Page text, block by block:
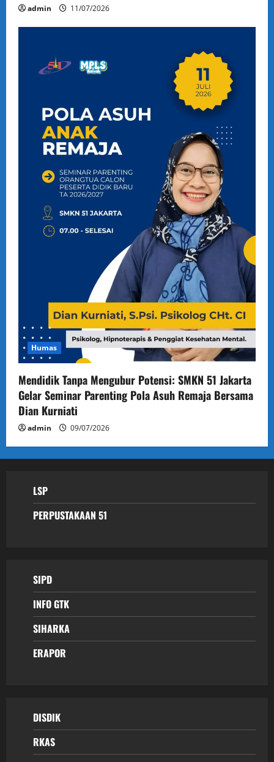
admin 11/07/2026
Humas
Mendidik Tanpa Mengubur Potensi: SMKN 51 Jakarta
Gelar Seminar Parenting Pola Asuh Remaja Bersama
Dian Kurniati
admin 09/07/2026
LSP
PERPUSTAKAAN 51
SIPD
INFO GTK
SIHARKA
ERAPOR
DISDIK
RKAS